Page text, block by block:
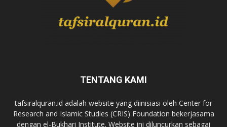
TENTANG KAMI
tafsiralquran.id adalah website yang diinisiasi oleh Center for
Research and Islamic Studies (CRIS) Foundation bekerjasama
dengan el-Bukhari Institute. Website ini diluncurkan sebagai